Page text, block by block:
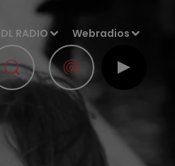
RADIO Webradios